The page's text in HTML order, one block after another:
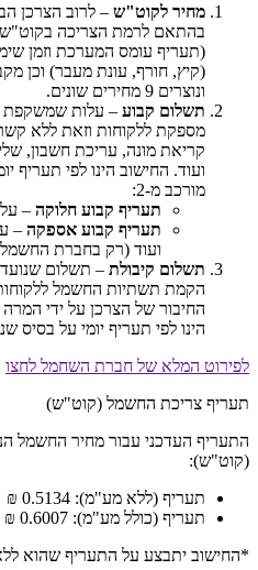
מחיר לקוט"ש – לרוב הצרכן
בהתאם לרמת הצריכה
(תעריף עומס המערכת וזמן
(קיץ, חורף, עונת מעבר) וכן
ונוצרים 9 מחירים שונים.
תשלום קבוע – עלות
מספקת ללקוחות וזאת ללא
קריאת מונה, עריכת חשבון,
ועוד. החישוב הינו לפי תעריף
מורכב מ-2:
תעריף קבוע חלוקה –
תעריף קבוע אספקה –
ועוד (רק בחברת
תשלום קיבולת – תשלום שנועד
הקמת תשתיות החשמל
הינו לפי תעריף יומי על בסיס
לפירוט המלא של חברת השחמל לחצו
תעריף צריכת החשמל (קוט"ש)
התעריף העדכני עבור מחיר
(קוט"ש):
תעריף (ללא מע"מ): 0.5134 ₪
תעריף (כולל מע"מ): 0.6007 ₪
*החישוב יתבצע על התעריף שהוא